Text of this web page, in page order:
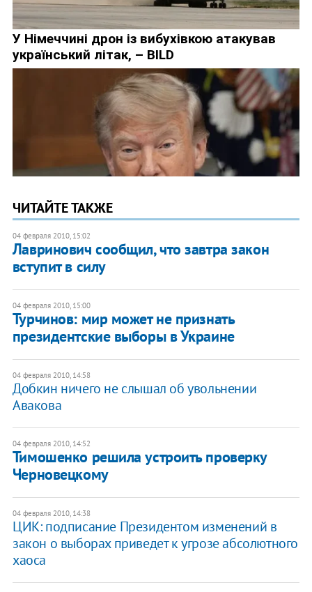
ЧИТАЙТЕ ТАКЖЕ
04 февраля 2010, 15:02
Лавринович сообщил, что завтра закон
вступит в силу
04 февраля 2010, 15:00
Турчинов: мир может не признать
президентские выборы в Украине
04 февраля 2010, 14:58
Добкин ничего не слышал об увольнении
Авакова
04 февраля 2010, 14:52
Тимошенко решила устроить проверку
Черновецкому
04 февраля 2010, 14:38
ЦИК: подписание Президентом изменений в
закон о выборах приведет к угрозе абсолютного
хаоса